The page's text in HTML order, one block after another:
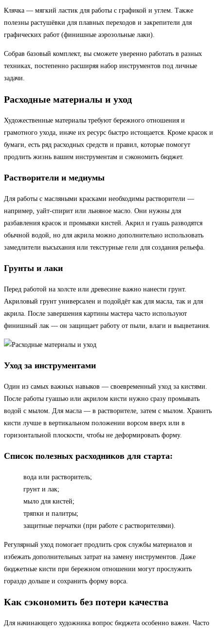
Клячка — мягкий ластик для работы с графикой и углем. Также
полезны растушёвки для плавных переходов и закрепители для
графических работ (финишные аэрозольные лаки).
Собрав базовый комплект, вы сможете уверенно работать в разных
техниках, постепенно расширяя набор инструментов под личные
задачи.
Расходные материалы и уход
Художественные материалы требуют бережного отношения и
грамотного ухода, иначе их ресурс быстро истощается. Кроме красок и
бумаги, есть ряд расходных средств и правил, которые помогут
продлить жизнь вашим инструментам и сэкономить бюджет.
Растворители и медиумы
Для работы с масляными красками необходимы растворители —
например, уайт-спирит или льняное масло. Они нужны для
разбавления красок и промывки кистей. Акрил и гуашь разводятся
обычной водой, но для акрила можно дополнительно использовать
замедлители высыхания или текстурные гели для создания рельефа.
Грунты и лаки
Перед работой на холсте или древесине важно нанести грунт.
Акриловый грунт универсален и подойдёт как для масла, так и для
акрила. После завершения картины мастера часто используют
финишный лак — он защищает работу от пыли, влаги и выцветания.
Уход за инструментами
Один из самых важных навыков — своевременный уход за кистями.
После работы гуашью или акрилом кисти нужно сразу промывать
водой с мылом. Для масла — в растворителе, затем с мылом. Хранить
кисти лучше в вертикальном положении ворсом вверх или в
горизонтальной плоскости, чтобы не деформировать форму.
Список полезных расходников для старта:
вода или растворитель;
грунт и лак;
мыло для кистей;
тряпки и палитры;
защитные перчатки (при работе с растворителями).
Регулярный уход помогает продлить срок службы материалов и
избежать дополнительных затрат на замену инструментов. Даже
бюджетные кисти при бережном отношении могут прослужить
гораздо дольше и сохранить форму ворса.
Как сэкономить без потери качества
Для начинающего художника вопрос бюджета особенно важен. Часто